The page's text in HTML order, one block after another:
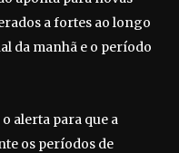
a fortes ao longo
da manhã e o período
alerta para que a
os períodos de